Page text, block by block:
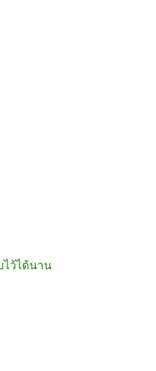
ไว้ได้นาน